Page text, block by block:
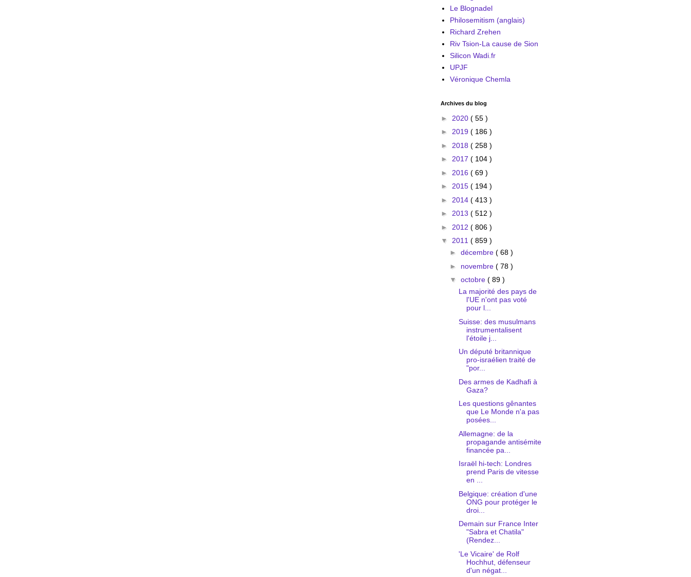
Le Blognadel
Philosemitism (anglais)
Richard Zrehen
Riv Tsion-La cause de Sion
Silicon Wadi.fr
UPJF
Véronique Chemla
Archives du blog
► 2020 ( 55 )
► 2019 ( 186 )
► 2018 ( 258 )
► 2017 ( 104 )
► 2016 ( 69 )
► 2015 ( 194 )
► 2014 ( 413 )
► 2013 ( 512 )
► 2012 ( 806 )
▼ 2011 ( 859 )
► décembre ( 68 )
► novembre ( 78 )
▼ octobre ( 89 )
La majorité des pays de
l'UE n'ont pas voté
pour l...
Suisse: des musulmans
instrumentalisent
l'étoile j...
Un député britannique
pro-israélien traité de
"por...
Des armes de Kadhafi à
Gaza?
Les questions gênantes
que Le Monde n'a pas
posées...
Allemagne: de la
propagande antisémite
financée pa...
Israël hi-tech: Londres
prend Paris de vitesse
en ...
Belgique: création d'une
ONG pour protéger le
droi...
Demain sur France Inter
"Sabra et Chatila"
(Rendez...
'Le Vicaire' de Rolf
Hochhut, défenseur
d'un négat...